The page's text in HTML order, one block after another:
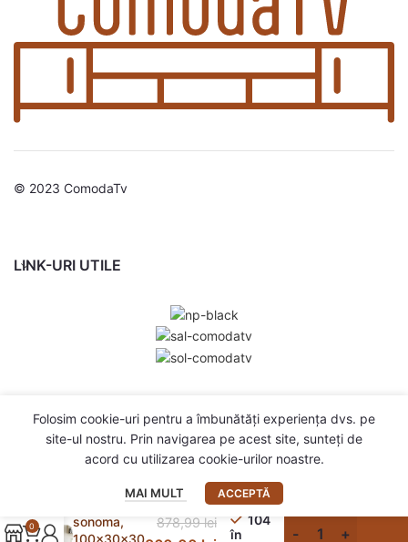
© 2023 ComodaTv
LINK-URI UTILE
Folosim cookie-uri pentru a îmbunătăți experiența dvs. pe
site-ul nostru. Prin navigarea pe acest site, sunteți de
acord cu utilizarea cookie-urilor noastre.
MAI MULT ACCEPTĂ
Dulapuri
TV, 4 buc.,
sonoma,
100x30x30
878,99lei
104
în
0